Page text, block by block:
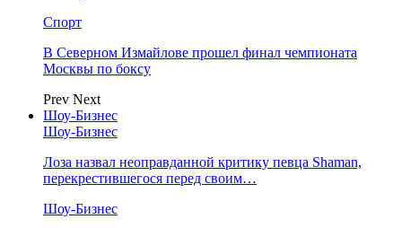
Спорт
В Северном Измайлове прошел финал чемпионата
Москвы по боксу
Prev Next
Шоу-Бизнес
Шоу-Бизнес
Лоза назвал неоправданной критику певца Shaman,
перекрестившегося перед своим…
Шоу-Бизнес